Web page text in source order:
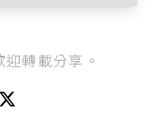
麼就表示我投保
填補損失而已）。
轉載分享。